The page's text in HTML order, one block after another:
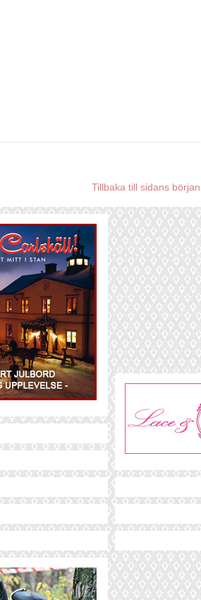
Tillbaka till sidans början